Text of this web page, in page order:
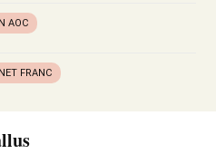
AOC
FRANC